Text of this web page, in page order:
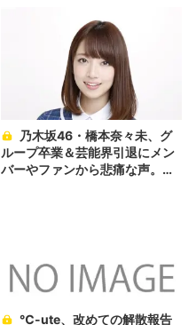
ループ卒業＆芸能界引退にメン
バーやファンから悲痛な声。